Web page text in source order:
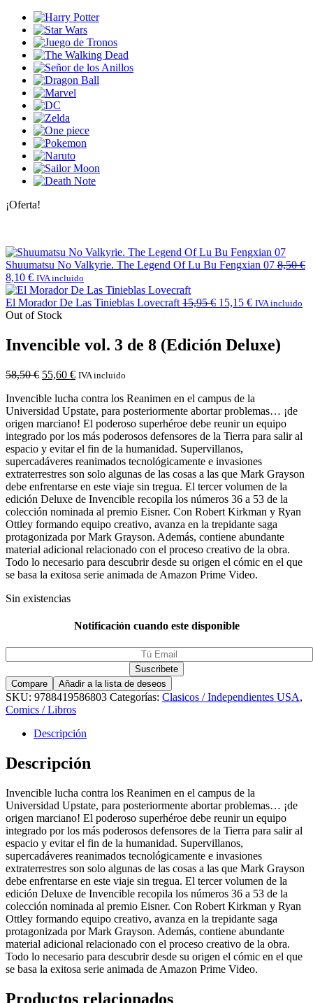
¡Oferta!
Shuumatsu No Valkyrie. The Legend Of Lu Bu Fengxian 07 8,50€
8,10 € IVA incluido
El Morador De Las Tinieblas Lovecraft 15,95€ 15,15 € IVA incluido
Out of Stock
Invencible vol. 3 de 8 (Edición Deluxe)
58,50€ 55,60 € IVA incluido
Invencible lucha contra los Reanimen en el campus de la
Universidad Upstate, para posteriormente abortar problemas… ¡de
origen marciano! El poderoso superhéroe debe reunir un equipo
integrado por los más poderosos defensores de la Tierra para salir al
espacio y evitar el fin de la humanidad. Supervillanos,
supercadáveres reanimados tecnológicamente e invasiones
extraterrestres son solo algunas de las cosas a las que Mark Grayson
debe enfrentarse en este viaje sin tregua. El tercer volumen de la
edición Deluxe de Invencible recopila los números 36 a 53 de la
colección nominada al premio Eisner. Con Robert Kirkman y Ryan
Ottley formando equipo creativo, avanza en la trepidante saga
protagonizada por Mark Grayson. Además, contiene abundante
material adicional relacionado con el proceso creativo de la obra.
Todo lo necesario para descubrir desde su origen el cómic en el que
se basa la exitosa serie animada de Amazon Prime Video.
Sin existencias
Notificación cuando este disponible
Compare Añadir a la lista de deseos
SKU: 9788419586803 Categorías: Clasicos / Independientes USA,
Comics / Libros
Descripción
Descripción
Invencible lucha contra los Reanimen en el campus de la
Universidad Upstate, para posteriormente abortar problemas… ¡de
origen marciano! El poderoso superhéroe debe reunir un equipo
integrado por los más poderosos defensores de la Tierra para salir al
espacio y evitar el fin de la humanidad. Supervillanos,
supercadáveres reanimados tecnológicamente e invasiones
extraterrestres son solo algunas de las cosas a las que Mark Grayson
debe enfrentarse en este viaje sin tregua. El tercer volumen de la
edición Deluxe de Invencible recopila los números 36 a 53 de la
colección nominada al premio Eisner. Con Robert Kirkman y Ryan
Ottley formando equipo creativo, avanza en la trepidante saga
protagonizada por Mark Grayson. Además, contiene abundante
material adicional relacionado con el proceso creativo de la obra.
Todo lo necesario para descubrir desde su origen el cómic en el que
se basa la exitosa serie animada de Amazon Prime Video.
Productos relacionados